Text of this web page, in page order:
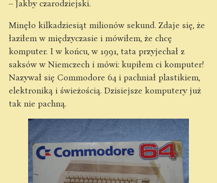
– Jakby czarodziejski.
Minęło kilkadziesiąt milionów sekund. Zdaje się, że
łaziłem w międzyczasie i mówiłem, że chcę
komputer. I w końcu, w 1991, tata przyjechał z
saksów w Niemczech i mówi: kupiłem ci komputer!
Nazywał się Commodore 64 i pachniał plastikiem,
elektroniką i świeżością. Dzisiejsze komputery już
tak nie pachną.